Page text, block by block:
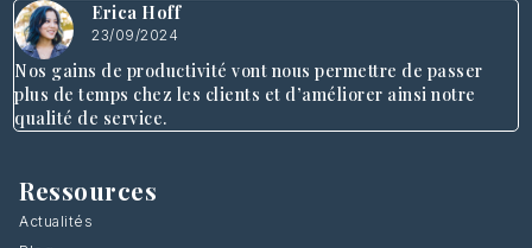
Erica Hoff
23/09/2024
Nos gains de productivité vont nous permettre de passer
plus de temps chez les clients et d’améliorer ainsi notre
qualité de service.
Ressources
Actualités